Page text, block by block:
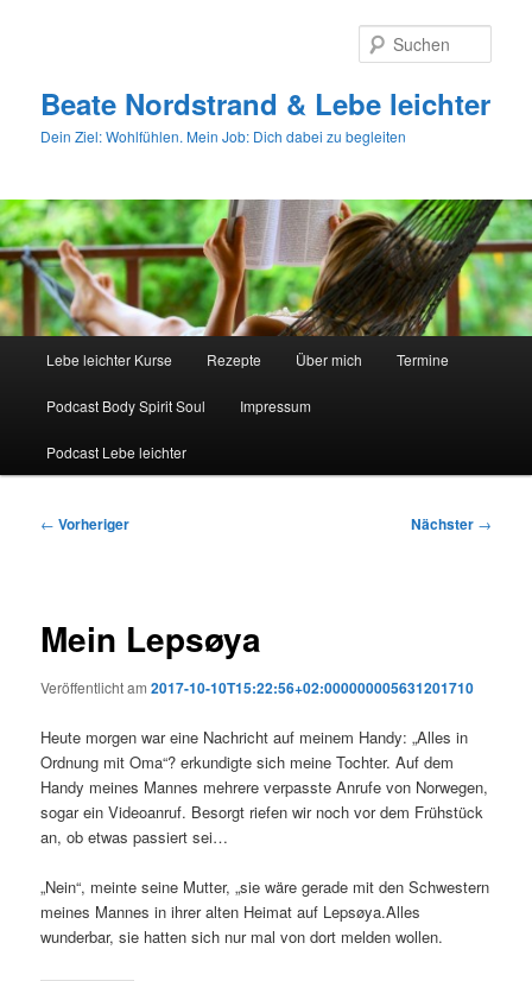
Beate Nordstrand & Lebe leichter
Dein Ziel: Wohlfühlen. Mein Job: Dich dabei zu begleiten
Lebe leichter Kurse Rezepte Über mich Termine
Podcast Body Spirit Soul Impressum
Podcast Lebe leichter
Beitragsnavigation
← Vorheriger Nächster →
Mein Lepsøya
Veröffentlicht am2017-10-10T15:22:56+02:000000005631201710
Heute morgen war eine Nachricht auf meinem Handy: „Alles in
Ordnung mit Oma“? erkundigte sich meine Tochter. Auf dem
Handy meines Mannes mehrere verpasste Anrufe von Norwegen,
sogar ein Videoanruf. Besorgt riefen wir noch vor dem Frühstück
an, ob etwas passiert sei…
„Nein“, meinte seine Mutter, „sie wäre gerade mit den Schwestern
meines Mannes in ihrer alten Heimat auf Lepsøya.Alles
wunderbar, sie hatten sich nur mal von dort melden wollen.